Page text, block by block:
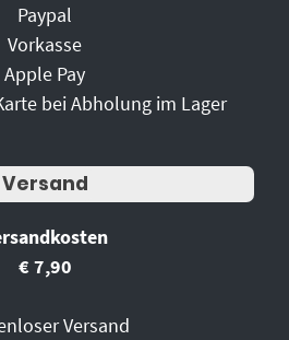
Paypal
Vorkasse
Apple Pay
bei Abholung im Lager
Versand
€ 7,90
Versand